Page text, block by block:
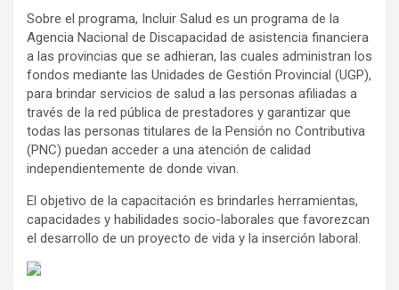
Sobre el programa, Incluir Salud es un programa de la
Agencia Nacional de Discapacidad de asistencia financiera
a las provincias que se adhieran, las cuales administran los
fondos mediante las Unidades de Gestión Provincial (UGP),
para brindar servicios de salud a las personas afiliadas a
través de la red pública de prestadores y garantizar que
todas las personas titulares de la Pensión no Contributiva
(PNC) puedan acceder a una atención de calidad
independientemente de donde vivan.
El objetivo de la capacitación es brindarles herramientas,
capacidades y habilidades socio-laborales que favorezcan
el desarrollo de un proyecto de vida y la inserción laboral.